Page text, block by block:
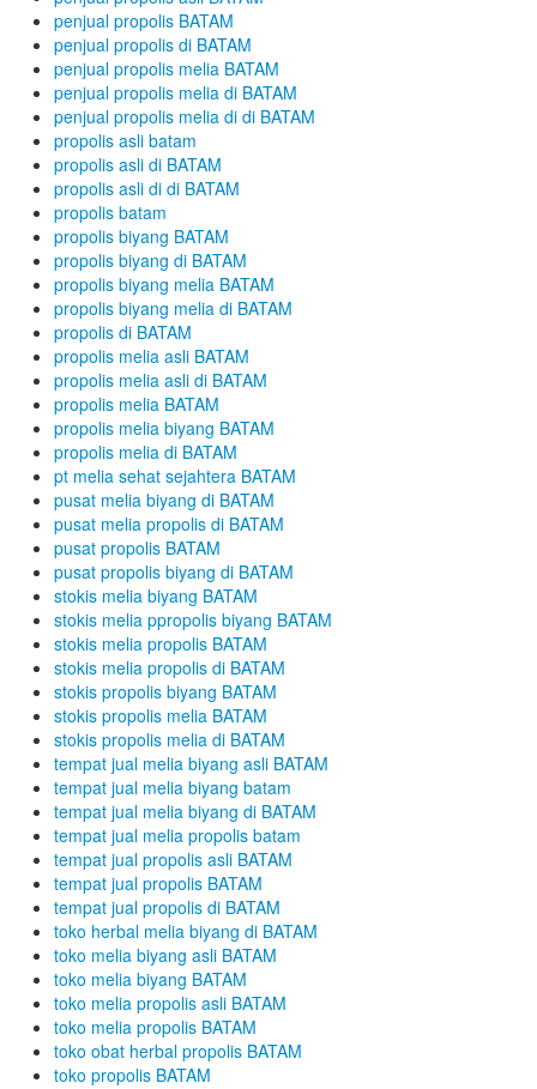
penjual propolis BATAM
penjual propolis di BATAM
penjual propolis melia BATAM
penjual propolis melia di BATAM
penjual propolis melia di di BATAM
propolis asli batam
propolis asli di BATAM
propolis asli di di BATAM
propolis batam
propolis biyang BATAM
propolis biyang di BATAM
propolis biyang melia BATAM
propolis biyang melia di BATAM
propolis di BATAM
propolis melia asli BATAM
propolis melia asli di BATAM
propolis melia BATAM
propolis melia biyang BATAM
propolis melia di BATAM
pt melia sehat sejahtera BATAM
pusat melia biyang di BATAM
pusat melia propolis di BATAM
pusat propolis BATAM
pusat propolis biyang di BATAM
stokis melia biyang BATAM
stokis melia ppropolis biyang BATAM
stokis melia propolis BATAM
stokis melia propolis di BATAM
stokis propolis biyang BATAM
stokis propolis melia BATAM
stokis propolis melia di BATAM
tempat jual melia biyang asli BATAM
tempat jual melia biyang batam
tempat jual melia biyang di BATAM
tempat jual melia propolis batam
tempat jual propolis asli BATAM
tempat jual propolis BATAM
tempat jual propolis di BATAM
toko herbal melia biyang di BATAM
toko melia biyang asli BATAM
toko melia biyang BATAM
toko melia propolis asli BATAM
toko melia propolis BATAM
toko obat herbal propolis BATAM
toko propolis BATAM